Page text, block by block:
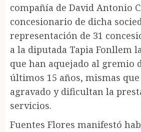
compañía de David Antonio
concesionario de dicha
representación de 31
a la diputada Tapia Fonllem
que han aquejado al gremio
últimos 15 años, mismas
agravado y dificultan la
servicios.
Fuentes Flores manifestó